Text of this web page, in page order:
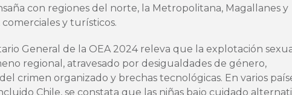
con regiones del norte, la Metropolitana, Magallanes y
y turísticos.
General de la OEA 2024 releva que la explotación
regional, atravesado por desigualdades de género,
crimen organizado y brechas tecnológicas. En varios
Chile, se constata que las niñas bajo cuidado